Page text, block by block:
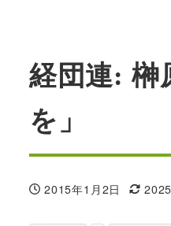
経団連: 榊
を」
投稿日
2015年1月2日
更新日